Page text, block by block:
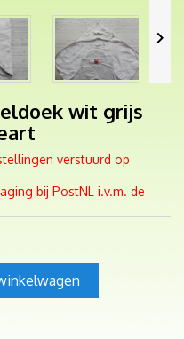

wit grijs
verstuurd op
bij PostNL i.v.m. de